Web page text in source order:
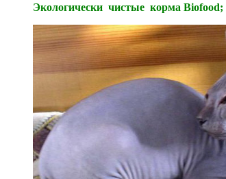
Экологически чистые корма